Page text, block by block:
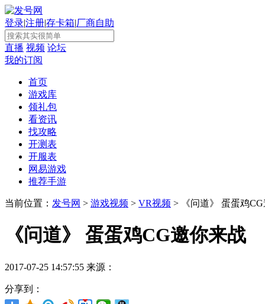
登录|注册|存卡箱|厂商自助
直播 视频 论坛
我的订阅
首页
游戏库
领礼包
看资讯
找攻略
开测表
开服表
网易游戏
推荐手游
当前位置： 发号网 > 游戏视频 > VR视频 > 《问道》 蛋蛋鸡
《问道》 蛋蛋鸡CG邀你来战
2017-07-25 14:57:55 来源：
分享到：